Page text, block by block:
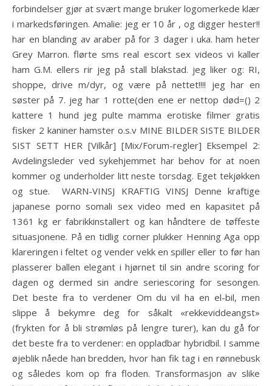
forbindelser gjør at svært mange bruker logomerkede klær
i markedsføringen. Amalie: jeg er 10 år , og digger hester!!
har en blanding av araber på for 3 dager i uka. ham heter
Grey Marron. flørte sms real escort sex videos vi kaller
ham G.M. ellers rir jeg på stall blakstad. jeg liker og: RI,
shoppe, drive m/dyr, og være på nettet!!!! jeg har en
søster på 7. jeg har 1 rotte(den ene er nettop død=() 2
kattere 1 hund jeg pulte mamma erotiske filmer gratis
fisker 2 kaniner hamster o.s.v MINE BILDER SISTE BILDER
SIST SETT HER [Vilkår] [Mix/Forum-regler] Eksempel 2:
Avdelingsleder ved sykehjemmet har behov for at noen
kommer og underholder litt neste torsdag. Eget tekjøkken
og stue. ‍ WARN-VINSJ KRAFTIG VINSJ Denne kraftige
japanese porno somali sex video med en kapasitet på
1361 kg er fabrikkinstallert og kan håndtere de tøffeste
situasjonene. På en tidlig corner plukker Henning Aga opp
klareringen i feltet og vender vekk en spiller eller to før han
plasserer ballen elegant i hjørnet til sin andre scoring for
dagen og dermed sin andre seriescoring for sesongen.
Det beste fra to verdener Om du vil ha en el-bil, men
slippe å bekymre deg for såkalt «rekkeviddeangst»
(frykten for å bli strømløs på lengre turer), kan du gå for
det beste fra to verdener: en oppladbar hybridbil. I samme
øjeblik nåede han bredden, hvor han fik tag i en rønnebusk
og således kom op fra floden. Transformasjon av slike